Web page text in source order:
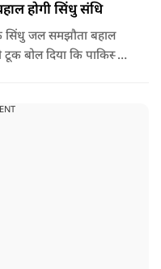
होगी सिंधु संधि
सिंधु जल समझौता बहाल
बोल दिया कि पाकिस्तान